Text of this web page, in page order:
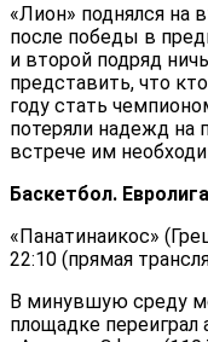
«Лион» поднялся на
после победы в
и второй подряд
представить, что
году стать
потеряли надежд на
встрече им
Баскетбол.
«Панатинаикос»
22:10 (прямая
В минувшую среду
площадке переиграл